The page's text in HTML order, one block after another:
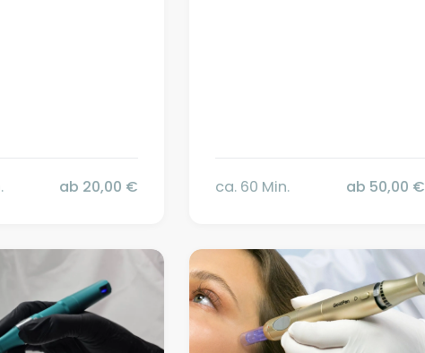
ab 20,00 € ca. 60 Min. ab 50,00 €